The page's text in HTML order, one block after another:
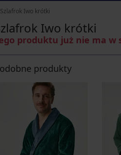
Szlafrok Iwo krótki
Iwo krótki
produktu już nie ma w
produkty